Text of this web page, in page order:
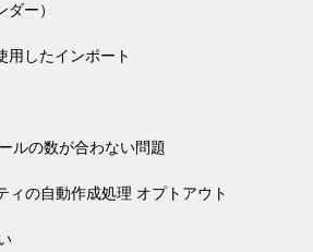
ー）
用したインポート
ルの数が合わない問題
の自動作成処理 オプトアウト